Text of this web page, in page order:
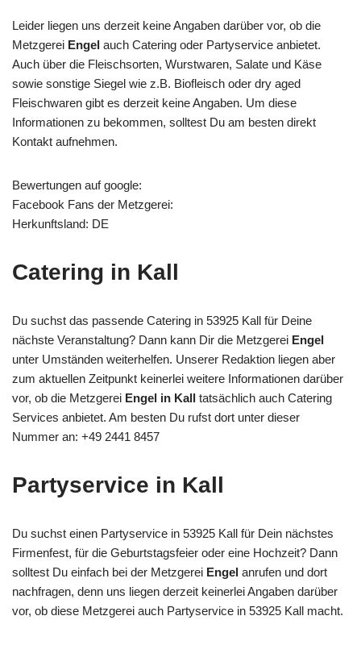
Leider liegen uns derzeit keine Angaben darüber vor, ob die
Metzgerei Engel auch Catering oder Partyservice anbietet.
Auch über die Fleischsorten, Wurstwaren, Salate und Käse
sowie sonstige Siegel wie z.B. Biofleisch oder dry aged
Fleischwaren gibt es derzeit keine Angaben. Um diese
Informationen zu bekommen, solltest Du am besten direkt
Kontakt aufnehmen.
Bewertungen auf google:
Facebook Fans der Metzgerei:
Herkunftsland: DE
Catering in Kall
Du suchst das passende Catering in 53925 Kall für Deine
nächste Veranstaltung? Dann kann Dir die Metzgerei Engel
unter Umständen weiterhelfen. Unserer Redaktion liegen aber
zum aktuellen Zeitpunkt keinerlei weitere Informationen darüber
vor, ob die Metzgerei Engel in Kall tatsächlich auch Catering
Services anbietet. Am besten Du rufst dort unter dieser
Nummer an: +49 2441 8457
Partyservice in Kall
Du suchst einen Partyservice in 53925 Kall für Dein nächstes
Firmenfest, für die Geburtstagsfeier oder eine Hochzeit? Dann
solltest Du einfach bei der Metzgerei Engel anrufen und dort
nachfragen, denn uns liegen derzeit keinerlei Angaben darüber
vor, ob diese Metzgerei auch Partyservice in 53925 Kall macht.